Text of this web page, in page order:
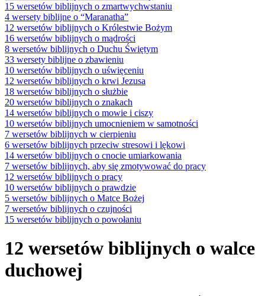
15 wersetów biblijnych o zmartwychwstaniu
4 wersety biblijne o “Maranatha”
12 wersetów biblijnych o Królestwie Bożym
16 wersetów biblijnych o mądrości
8 wersetów biblijnych o Duchu Świętym
33 wersety biblijne o zbawieniu
10 wersetów biblijnych o uświęceniu
12 wersetów biblijnych o krwi Jezusa
18 wersetów biblijnych o służbie
20 wersetów biblijnych o znakach
14 wersetów biblijnych o mowie i ciszy
10 wersetów biblijnych umocnieniem w samotności
7 wersetów biblijnych w cierpieniu
6 wersetów biblijnych przeciw stresowi i lękowi
14 wersetów biblijnych o cnocie umiarkowania
7 wersetów biblijnych, aby się zmotywować do pracy
12 wersetów biblijnych o pracy
10 wersetów biblijnych o prawdzie
5 wersetów biblijnych o Matce Bożej
7 wersetów biblijnych o czujności
15 wersetów biblijnych o powołaniu
12 wersetów biblijnych o walce
duchowej